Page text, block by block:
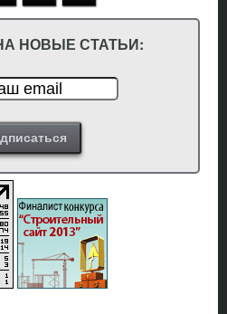
НОВЫЕ СТАТЬИ: